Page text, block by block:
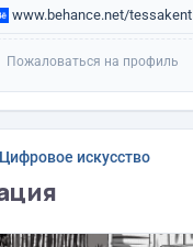
www.behance.net/tessakent
Пожаловаться на профиль
искусство